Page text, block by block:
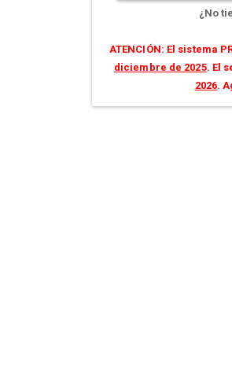
¿No
ATENCIÓN: El sistema
diciembre de 2025. El
2026.